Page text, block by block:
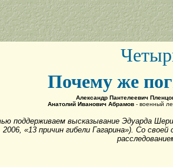
Почему же
Александр Пантелеевич
Анатолий Иванович Абрамов - военный
поддерживаем высказывание Эдуарда
«13 причин гибели Гагарина»). Со